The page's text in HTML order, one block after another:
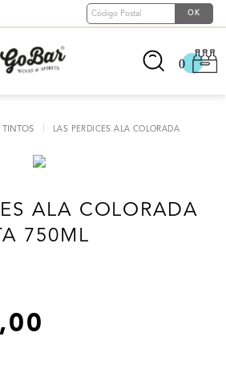
0
TINTOS
LAS PERDICES ALA COLORADA
ALA COLORADA
750ML
,00